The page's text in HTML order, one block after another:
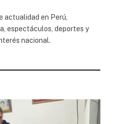
actualidad en Perú,
espectáculos, deportes y
nacional.